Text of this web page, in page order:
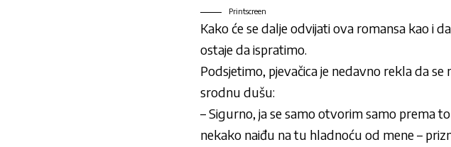
Printscreen
Kako će se dalje odvijati ova romansa kao i
ostaje da ispratimo.
Podsjetimo, pjevačica je nedavno rekla da
srodnu dušu:
– Sigurno, ja se samo otvorim samo prema
nekako naiđu na tu hladnoću od mene –